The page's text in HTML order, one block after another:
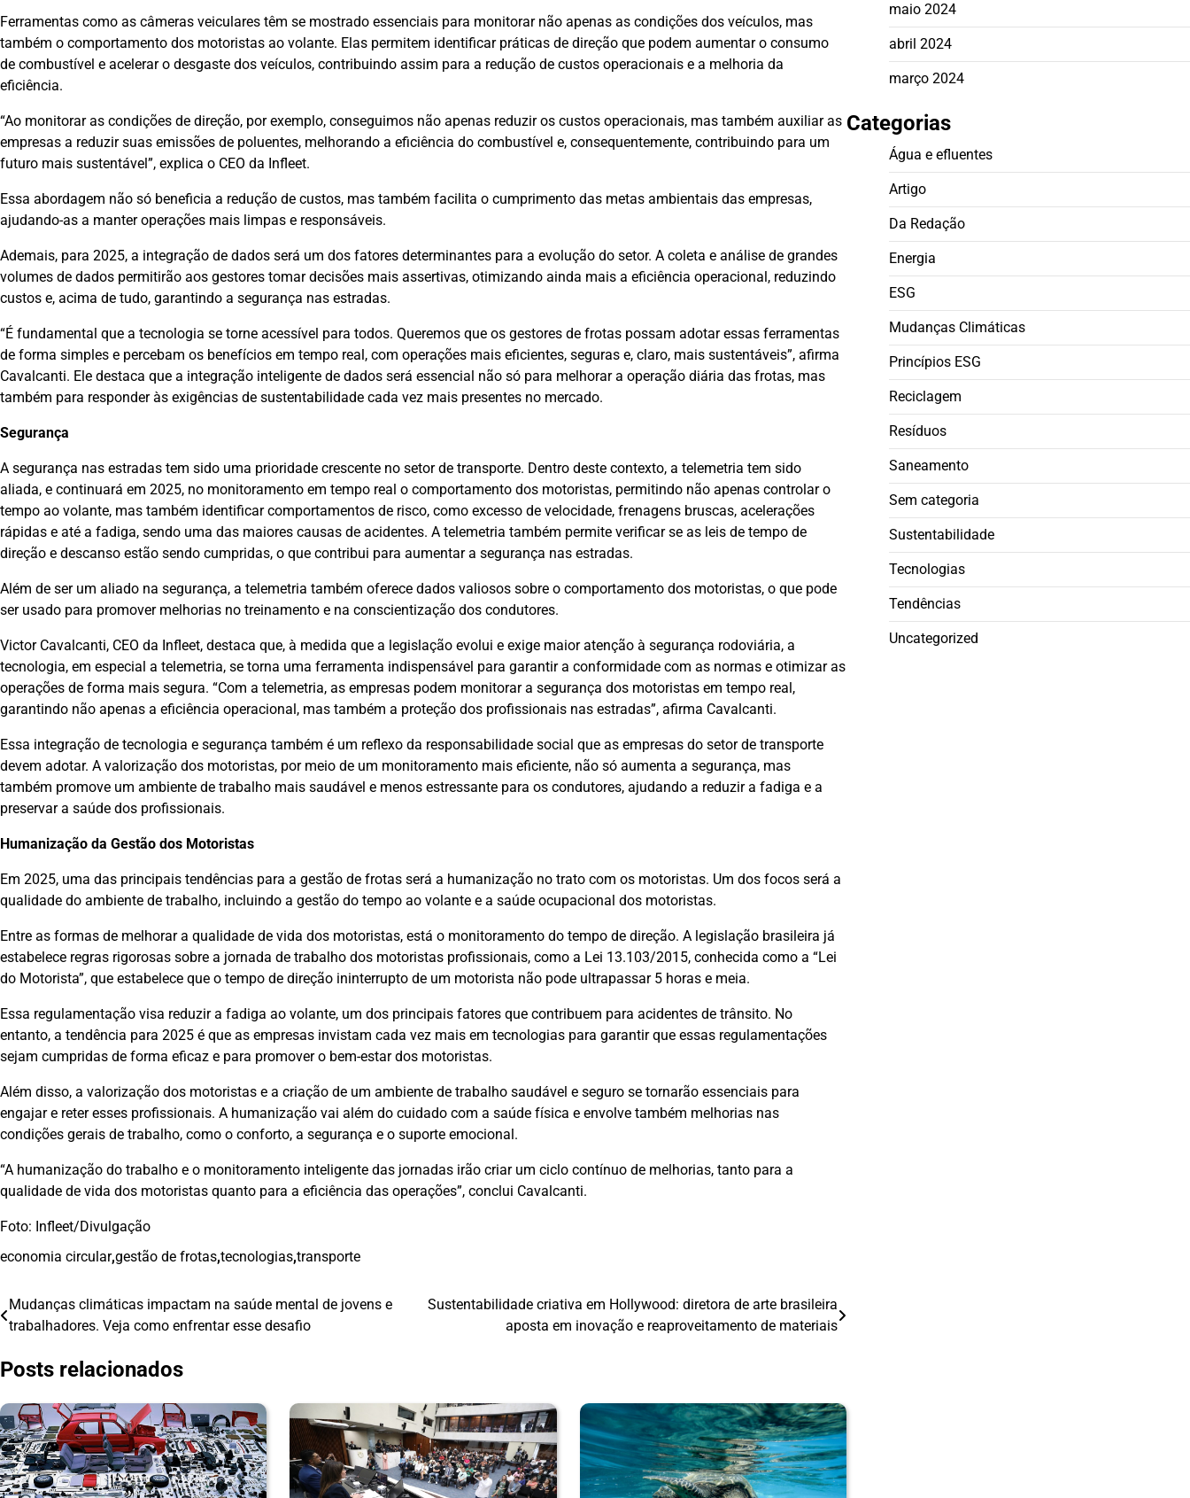
Ferramentas como as câmeras veiculares têm se mostrado essenciais para monitorar não apenas as condições dos veículos, mas
também o comportamento dos motoristas ao volante. Elas permitem identificar práticas de direção que podem aumentar o consumo
de combustível e acelerar o desgaste dos veículos, contribuindo assim para a redução de custos operacionais e a melhoria da
eficiência.
“Ao monitorar as condições de direção, por exemplo, conseguimos não apenas reduzir os custos operacionais, mas também auxiliar as
empresas a reduzir suas emissões de poluentes, melhorando a eficiência do combustível e, consequentemente, contribuindo para um
futuro mais sustentável”, explica o CEO da Infleet.
Essa abordagem não só beneficia a redução de custos, mas também facilita o cumprimento das metas ambientais das empresas,
ajudando-as a manter operações mais limpas e responsáveis.
Ademais, para 2025, a integração de dados será um dos fatores determinantes para a evolução do setor. A coleta e análise de grandes
volumes de dados permitirão aos gestores tomar decisões mais assertivas, otimizando ainda mais a eficiência operacional, reduzindo
custos e, acima de tudo, garantindo a segurança nas estradas.
“É fundamental que a tecnologia se torne acessível para todos. Queremos que os gestores de frotas possam adotar essas ferramentas
de forma simples e percebam os benefícios em tempo real, com operações mais eficientes, seguras e, claro, mais sustentáveis”, afirma
Cavalcanti. Ele destaca que a integração inteligente de dados será essencial não só para melhorar a operação diária das frotas, mas
também para responder às exigências de sustentabilidade cada vez mais presentes no mercado.
Segurança
A segurança nas estradas tem sido uma prioridade crescente no setor de transporte. Dentro deste contexto, a telemetria tem sido
aliada, e continuará em 2025, no monitoramento em tempo real o comportamento dos motoristas, permitindo não apenas controlar o
tempo ao volante, mas também identificar comportamentos de risco, como excesso de velocidade, frenagens bruscas, acelerações
rápidas e até a fadiga, sendo uma das maiores causas de acidentes. A telemetria também permite verificar se as leis de tempo de
direção e descanso estão sendo cumpridas, o que contribui para aumentar a segurança nas estradas.
Além de ser um aliado na segurança, a telemetria também oferece dados valiosos sobre o comportamento dos motoristas, o que pode
ser usado para promover melhorias no treinamento e na conscientização dos condutores.
Victor Cavalcanti, CEO da Infleet, destaca que, à medida que a legislação evolui e exige maior atenção à segurança rodoviária, a
tecnologia, em especial a telemetria, se torna uma ferramenta indispensável para garantir a conformidade com as normas e otimizar as
operações de forma mais segura. “Com a telemetria, as empresas podem monitorar a segurança dos motoristas em tempo real,
garantindo não apenas a eficiência operacional, mas também a proteção dos profissionais nas estradas”, afirma Cavalcanti.
Essa integração de tecnologia e segurança também é um reflexo da responsabilidade social que as empresas do setor de transporte
devem adotar. A valorização dos motoristas, por meio de um monitoramento mais eficiente, não só aumenta a segurança, mas
também promove um ambiente de trabalho mais saudável e menos estressante para os condutores, ajudando a reduzir a fadiga e a
preservar a saúde dos profissionais.
Humanização da Gestão dos Motoristas
Em 2025, uma das principais tendências para a gestão de frotas será a humanização no trato com os motoristas. Um dos focos será a
qualidade do ambiente de trabalho, incluindo a gestão do tempo ao volante e a saúde ocupacional dos motoristas.
Entre as formas de melhorar a qualidade de vida dos motoristas, está o monitoramento do tempo de direção. A legislação brasileira já
estabelece regras rigorosas sobre a jornada de trabalho dos motoristas profissionais, como a Lei 13.103/2015, conhecida como a “Lei
do Motorista”, que estabelece que o tempo de direção ininterrupto de um motorista não pode ultrapassar 5 horas e meia.
Essa regulamentação visa reduzir a fadiga ao volante, um dos principais fatores que contribuem para acidentes de trânsito. No
entanto, a tendência para 2025 é que as empresas invistam cada vez mais em tecnologias para garantir que essas regulamentações
sejam cumpridas de forma eficaz e para promover o bem-estar dos motoristas.
Além disso, a valorização dos motoristas e a criação de um ambiente de trabalho saudável e seguro se tornarão essenciais para
engajar e reter esses profissionais. A humanização vai além do cuidado com a saúde física e envolve também melhorias nas
condições gerais de trabalho, como o conforto, a segurança e o suporte emocional.
“A humanização do trabalho e o monitoramento inteligente das jornadas irão criar um ciclo contínuo de melhorias, tanto para a
qualidade de vida dos motoristas quanto para a eficiência das operações”, conclui Cavalcanti.
Foto: Infleet/Divulgação
economia circular,gestão de frotas,tecnologias,transporte
Navegação
Post
Mudanças climáticas impactam na saúde mental de jovens e
trabalhadores. Veja como enfrentar esse desafio
Sustentabilidade criativa em Hollywood: diretora de arte brasileira
aposta em inovação e reaproveitamento de materiais
Posts relacionados
maio 2024
abril 2024
março 2024
Categorias
Água e efluentes
Artigo
Da Redação
Energia
ESG
Mudanças Climáticas
Princípios ESG
Reciclagem
Resíduos
Saneamento
Sem categoria
Sustentabilidade
Tecnologias
Tendências
Uncategorized